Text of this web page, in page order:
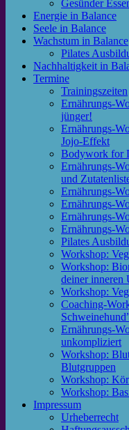
Gesünder
Energie in Balance
Seele in Balance
Wachstum in Balance
Pilates
Nachhaltigkeit in
Termine
Trainingszeiten
Ernährungs-
jünger!
Ernährungs-
Jojo-Effekt
Bodywork for
Ernährungs-
und
Ernährungs-
Ernährungs-
Ernährungs-
Ernährungs-
Pilates
Workshop:
Workshop:
deiner inneren
Workshop:
Coaching-
Ernährungs-
unkompliziert
Workshop:
Blutgruppen
Workshop:
Workshop:
Impressum
Urheberrecht